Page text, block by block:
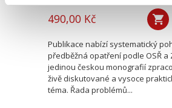
490,00 Kč
Publikace nabízí systematický
předběžná opatření podle OSŘ a
jedinou českou monografií
živě diskutované a vysoce
téma. Řada problémů...